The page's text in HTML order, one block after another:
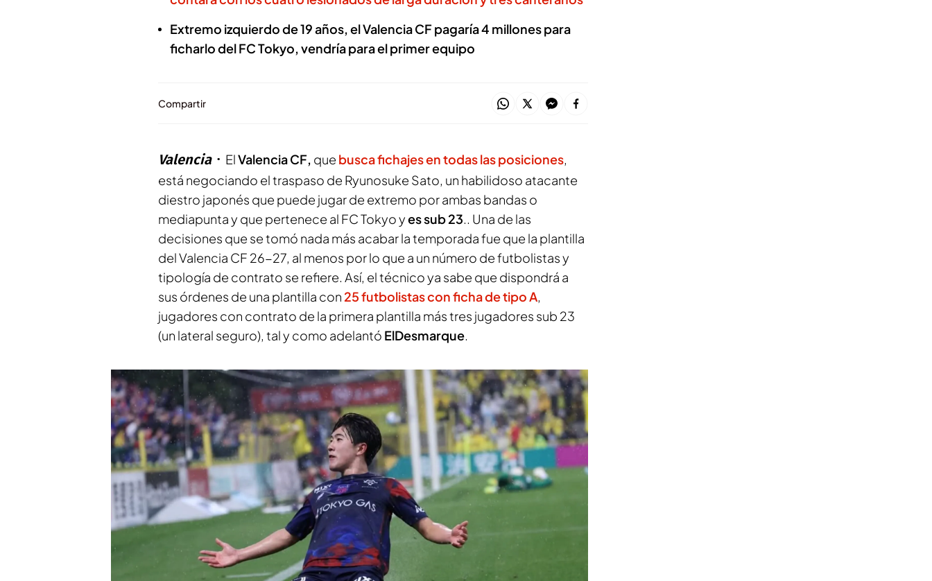
Extremo izquierdo de 19 años, el Valencia CF pagaría 4 millones para
ficharlo del FC Tokyo, vendría para el primer equipo
Compartir
Valencia ElValencia CF, que busca fichajes en todas las posiciones,
está negociando el traspaso de Ryunosuke Sato, un habilidoso atacante
diestro japonés que puede jugar de extremo por ambas bandas o
mediapunta y que pertenece al FC Tokyo yes sub 23.. Una de las
decisiones que se tomó nada más acabar la temporada fue que la plantilla
del Valencia CF 26-27, al menos por lo que a un número de futbolistas y
tipología de contrato se refiere. Así, el técnico ya sabe que dispondrá a
sus órdenes de una plantilla con 25 futbolistas con ficha de tipo A,
jugadores con contrato de la primera plantilla más tres jugadores sub 23
(un lateral seguro), tal y como adelantó ElDesmarque.